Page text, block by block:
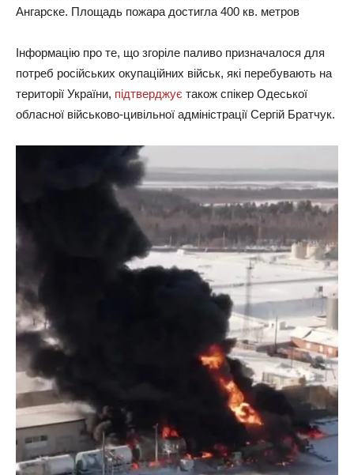
Ангарске. Площадь пожара достигла 400 кв. метров
Інформацію про те, що згоріле паливо призначалося для
потреб російських окупаційних військ, які перебувають на
території України, підтверджує також спікер Одеської
обласної військово-цивільної адміністрації Сергій Братчук.